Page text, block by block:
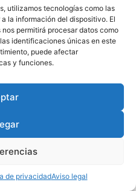
utilizamos tecnologías como las
la información del dispositivo. El
permitirá procesar datos como
identificaciones únicas en este
puede afectar
y funciones.
de privacidadAviso legal
cuando se publicó mi
de Positif, que acabaría
artículos para la revista
con un artículo bastante
publicado en abril de
junto a […]